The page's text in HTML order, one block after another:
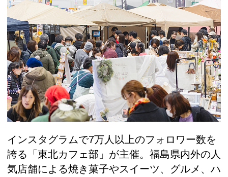
インスタグラムで7万人以上のフォロワー数を
誇る「東北カフェ部」が主催。福島県内外の人
気店舗による焼き菓子やスイーツ、グルメ、ハ